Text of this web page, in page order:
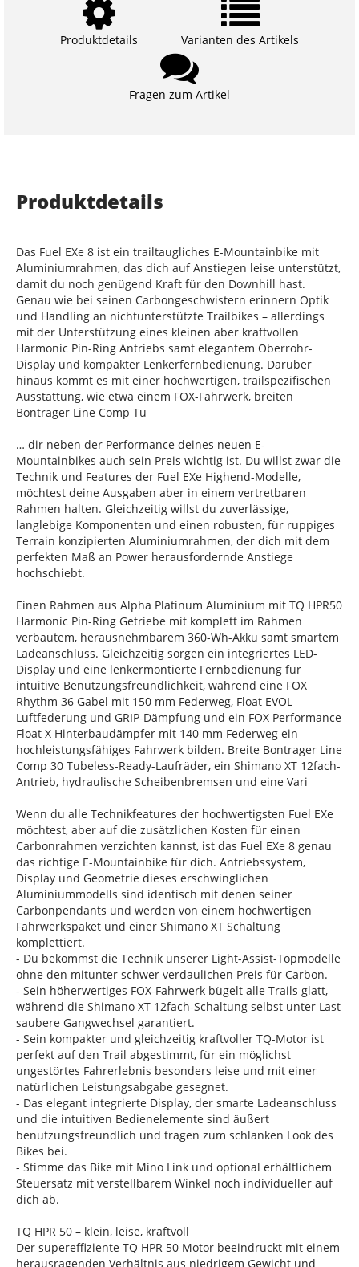
Produktdetails Varianten des Artikels
Fragen zum Artikel
Produktdetails
Das Fuel EXe 8 ist ein trailtaugliches E-Mountainbike mit
Aluminiumrahmen, das dich auf Anstiegen leise unterstützt,
damit du noch genügend Kraft für den Downhill hast.
Genau wie bei seinen Carbongeschwistern erinnern Optik
und Handling an nichtunterstützte Trailbikes – allerdings
mit der Unterstützung eines kleinen aber kraftvollen
Harmonic Pin-Ring Antriebs samt elegantem Oberrohr-
Display und kompakter Lenkerfernbedienung. Darüber
hinaus kommt es mit einer hochwertigen, trailspezifischen
Ausstattung, wie etwa einem FOX-Fahrwerk, breiten
Bontrager Line Comp Tu
… dir neben der Performance deines neuen E-
Mountainbikes auch sein Preis wichtig ist. Du willst zwar die
Technik und Features der Fuel EXe Highend-Modelle,
möchtest deine Ausgaben aber in einem vertretbaren
Rahmen halten. Gleichzeitig willst du zuverlässige,
langlebige Komponenten und einen robusten, für ruppiges
Terrain konzipierten Aluminiumrahmen, der dich mit dem
perfekten Maß an Power herausfordernde Anstiege
hochschiebt.
Einen Rahmen aus Alpha Platinum Aluminium mit TQ HPR50
Harmonic Pin-Ring Getriebe mit komplett im Rahmen
verbautem, herausnehmbarem 360-Wh-Akku samt smartem
Ladeanschluss. Gleichzeitig sorgen ein integriertes LED-
Display und eine lenkermontierte Fernbedienung für
intuitive Benutzungsfreundlichkeit, während eine FOX
Rhythm 36 Gabel mit 150 mm Federweg, Float EVOL
Luftfederung und GRIP-Dämpfung und ein FOX Performance
Float X Hinterbaudämpfer mit 140 mm Federweg ein
hochleistungsfähiges Fahrwerk bilden. Breite Bontrager Line
Comp 30 Tubeless-Ready-Laufräder, ein Shimano XT 12fach-
Antrieb, hydraulische Scheibenbremsen und eine Vari
Wenn du alle Technikfeatures der hochwertigsten Fuel EXe
möchtest, aber auf die zusätzlichen Kosten für einen
Carbonrahmen verzichten kannst, ist das Fuel EXe 8 genau
das richtige E-Mountainbike für dich. Antriebssystem,
Display und Geometrie dieses erschwinglichen
Aluminiummodells sind identisch mit denen seiner
Carbonpendants und werden von einem hochwertigen
Fahrwerkspaket und einer Shimano XT Schaltung
komplettiert.
- Du bekommst die Technik unserer Light-Assist-Topmodelle
ohne den mitunter schwer verdaulichen Preis für Carbon.
- Sein höherwertiges FOX-Fahrwerk bügelt alle Trails glatt,
während die Shimano XT 12fach-Schaltung selbst unter Last
saubere Gangwechsel garantiert.
- Sein kompakter und gleichzeitig kraftvoller TQ-Motor ist
perfekt auf den Trail abgestimmt, für ein möglichst
ungestörtes Fahrerlebnis besonders leise und mit einer
natürlichen Leistungsabgabe gesegnet.
- Das elegant integrierte Display, der smarte Ladeanschluss
und die intuitiven Bedienelemente sind äußert
benutzungsfreundlich und tragen zum schlanken Look des
Bikes bei.
- Stimme das Bike mit Mino Link und optional erhältlichem
Steuersatz mit verstellbarem Winkel noch individueller auf
dich ab.
TQ HPR 50 – klein, leise, kraftvoll
Der supereffiziente TQ HPR 50 Motor beeindruckt mit einem
herausragenden Verhältnis aus niedrigem Gewicht und